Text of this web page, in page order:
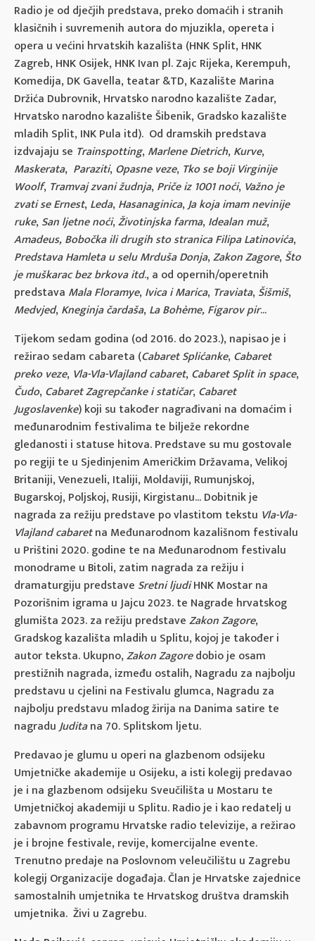
Radio je od dječjih predstava, preko domaćih i stranih
klasičnih i suvremenih autora do mjuzikla, opereta i
opera u većini hrvatskih kazališta (HNK Split, HNK
Zagreb, HNK Osijek, HNK Ivan pl. Zajc Rijeka, Kerempuh,
Komedija, DK Gavella, teatar &TD, Kazalište Marina
Držića Dubrovnik, Hrvatsko narodno kazalište Zadar,
Hrvatsko narodno kazalište Šibenik, Gradsko kazalište
mladih Split, INK Pula itd). Od dramskih predstava
izdvajaju se Trainspotting, Marlene Dietrich, Kurve,
Maskerata, Paraziti, Opasne veze, Tko se boji Virginije
Woolf, Tramvaj zvani žudnja, Priče iz 1001 noći, Važno je
zvati se Ernest, Leda, Hasanaginica,Ja koja imam nevinije
ruke, San ljetne noći,Životinjska farma, Idealan muž,
Amadeus, Bobočka ili drugih sto stranica Filipa Latinovića,
Predstava Hamleta u selu Mrduša Donja,Zakon Zagore, Što
je muškarac bez brkova itd., a od opernih/operetnih
predstava Mala Floramye, Ivica i Marica, Traviata, Šišmiš,
Medvjed, Kneginja čardaša, La Bohème,Figarov pir...
Tijekom sedam godina (od 2016. do 2023.), napisao je i
režirao sedam cabareta (Cabaret Splićanke, Cabaret
preko veze, Vla-Vla-Vlajland cabaret, Cabaret Split in space,
Čudo, Cabaret Zagrepčanke i statičar, Cabaret
Jugoslavenke) koji su također nagrađivani na domaćim i
međunarodnim festivalima te bilježe rekordne
gledanosti i statuse hitova. Predstave su mu gostovale
po regiji te u Sjedinjenim Američkim Državama, Velikoj
Britaniji, Venezueli, Italiji, Moldaviji, Rumunjskoj,
Bugarskoj, Poljskoj, Rusiji, Kirgistanu... Dobitnik je
nagrada za režiju predstave po vlastitom tekstu Vla-Vla-
Vlajland cabaretna Međunarodnom kazališnom festivalu
u Prištini 2020. godine te na Međunarodnom festivalu
monodrame u Bitoli, zatim nagrada za režiju i
dramaturgiju predstave Sretni ljudiHNK Mostar na
Pozorišnim igrama u Jajcu 2023. te Nagrade hrvatskog
glumišta 2023. za režiju predstaveZakon Zagore,
Gradskog kazališta mladih u Splitu, kojoj je također i
autor teksta. Ukupno,Zakon Zagoredobio je osam
prestižnih nagrada, između ostalih, Nagradu za najbolju
predstavu u cjelini na Festivalu glumca, Nagradu za
najbolju predstavu mladog žirija na Danima satire te
nagraduJuditana 70. Splitskom ljetu.
Predavao je glumu u operi na glazbenom odsijeku
Umjetničke akademije u Osijeku, a isti kolegij predavao
je i na glazbenom odsijeku Sveučilišta u Mostaru te
Umjetničkoj akademiji u Splitu. Radio je i kao redatelj u
zabavnom programu Hrvatske radio televizije, a režirao
je i brojne festivale, revije, komercijalne evente.
Trenutno predaje na Poslovnom veleučilištu u Zagrebu
kolegij Organizacije događaja. Član je Hrvatske zajednice
samostalnih umjetnika te Hrvatskog društva dramskih
umjetnika. Živi u Zagrebu.